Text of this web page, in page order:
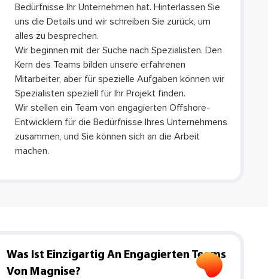
Bedürfnisse Ihr Unternehmen hat. Hinterlassen Sie
uns die Details und wir schreiben Sie zurück, um
alles zu besprechen.
Wir beginnen mit der Suche nach Spezialisten. Den
Kern des Teams bilden unsere erfahrenen
Mitarbeiter, aber für spezielle Aufgaben können wir
Spezialisten speziell für Ihr Projekt finden.
Wir stellen ein Team von engagierten Offshore-
Entwicklern für die Bedürfnisse Ihres Unternehmens
zusammen, und Sie können sich an die Arbeit
machen.
Was Ist Einzigartig An Engagierten Teams
Von Magnise?